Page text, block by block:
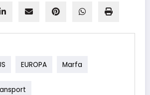
EUROPA Marfa